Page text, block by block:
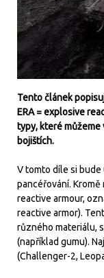
Tento článek
ERA = explosive
typy, které můžeme
bojištích.
V tomto díle si
pancéřování. Kromě
reactive armour,
reactive armor).
různého materiálu,
(například gumu).
(Challenger-2,